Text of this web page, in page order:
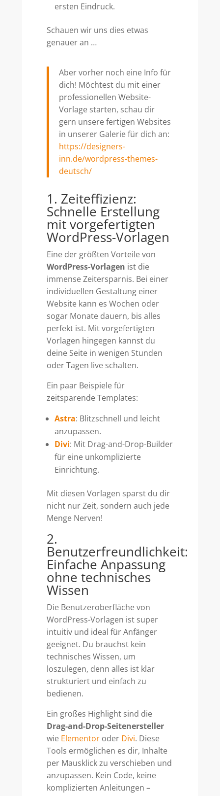
ersten Eindruck.
Schauen wir uns dies etwas
genauer an …
Aber vorher noch eine Info für
dich! Möchtest du mit einer
professionellen Website-
Vorlage starten, schau dir
gern unsere fertigen Websites
in unserer Galerie für dich an:
https://designers-
inn.de/wordpress-themes-
deutsch/
1. Zeiteffizienz:
Schnelle Erstellung
mit vorgefertigten
WordPress-Vorlagen
Eine der größten Vorteile von
WordPress-Vorlagen ist die
immense Zeitersparnis. Bei einer
individuellen Gestaltung einer
Website kann es Wochen oder
sogar Monate dauern, bis alles
perfekt ist. Mit vorgefertigten
Vorlagen hingegen kannst du
deine Seite in wenigen Stunden
oder Tagen live schalten.
Ein paar Beispiele für
zeitsparende Templates:
Astra: Blitzschnell und leicht
anzupassen.
Divi: Mit Drag-and-Drop-Builder
für eine unkomplizierte
Einrichtung.
Mit diesen Vorlagen sparst du dir
nicht nur Zeit, sondern auch jede
Menge Nerven!
2.
Benutzerfreundlichkeit:
Einfache Anpassung
ohne technisches
Wissen
Die Benutzeroberfläche von
WordPress-Vorlagen ist super
intuitiv und ideal für Anfänger
geeignet. Du brauchst kein
technisches Wissen, um
loszulegen, denn alles ist klar
strukturiert und einfach zu
bedienen.
Ein großes Highlight sind die
Drag-and-Drop-Seitenersteller
wie Elementoroder Divi. Diese
Tools ermöglichen es dir, Inhalte
per Mausklick zu verschieben und
anzupassen. Kein Code, keine
komplizierten Anleitungen –